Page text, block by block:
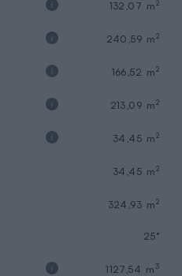
132,07 m2
240,59 m2
166,52 m2
213,09 m2
34,45 m2
34,45 m2
324,93 m2
25°
1127,54 m3